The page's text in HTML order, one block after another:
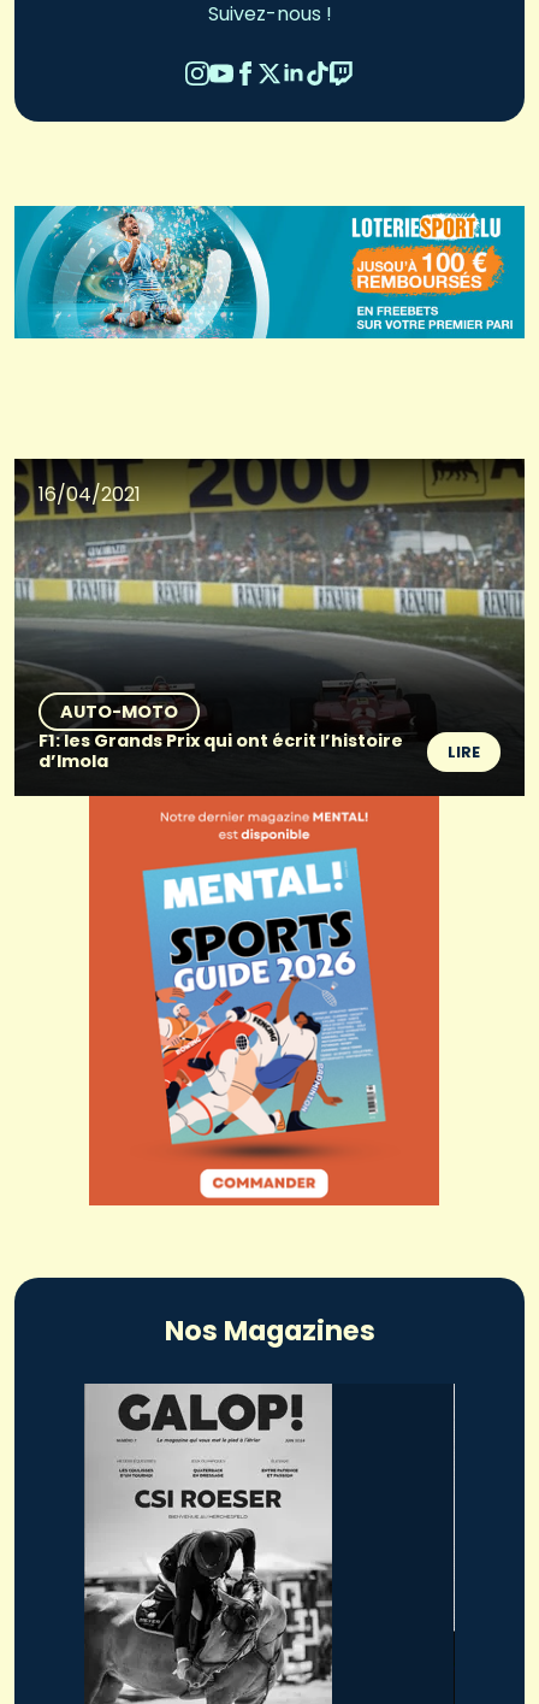
Suivez-nous !
16/04/2021
AUTO-MOTO
F1: les Grands Prix qui ont écrit l’histoire
d’Imola
LIRE
Nos Magazines